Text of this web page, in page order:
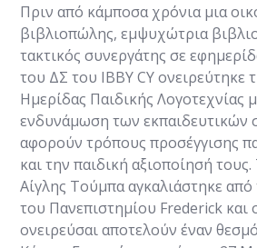
Πριν από κάμποσα χρόνια μια
βιβλιοπώλης, εμψυχώτρια
τακτικός συνεργάτης σε
του ΔΣ του IBBY CY ονειρεύτηκε
Ημερίδας Παιδικής Λογοτεχνίας
ενδυνάμωση των εκπαιδευτικών
αφορούν τρόπους προσέγγισης
και την παιδική αξιοποίησή
Αίγλης Τούμπα αγκαλιάστηκε
του Πανεπιστημίου Frederick και
ονειρεύσαι αποτελούν έναν